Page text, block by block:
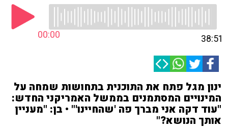
00:00 38:51
ינון מגל פתח את התוכנית בתחושות שמחה על
המינויים המסתמנים בממשל האמריקני החדש:
"עוד דקה אני מברך פה 'שהחיינו'" • בן: "מעניין
אותך הנושא?"